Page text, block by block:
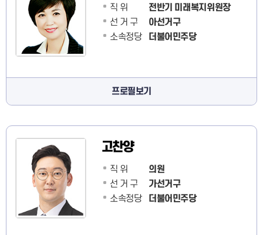
직 위
전반기 미래복지위원장
선 거 구
아선거구
소속정당
더불어민주당
프로필보기
고찬양
직 위
의원
선 거 구
가선거구
소속정당
더불어민주당